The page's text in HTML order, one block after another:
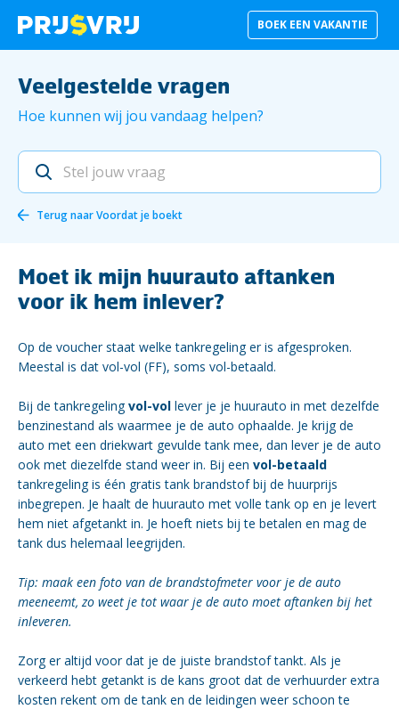
BOEK EEN VAKANTIE
Veelgestelde vragen
Hoe kunnen wij jou vandaag helpen?
Terug naarVoordat je boekt
Moet ik mijn huurauto aftanken
voor ik hem inlever?
Op de voucher staat welke tankregeling er is afgesproken.
Meestal is dat vol-vol (FF), soms vol-betaald.
Bij de tankregelingvol-vol lever je je huurauto in met dezelfde
benzinestand als waarmee je de auto ophaalde. Je krijg de
auto met een driekwart gevulde tank mee, dan lever je de auto
ook met diezelfde stand weer in. Bij een vol-betaald
tankregeling is één gratis tank brandstof bij de huurprijs
inbegrepen. Je haalt de huurauto met volle tank op en je levert
hem niet afgetankt in. Je hoeft niets bij te betalen en mag de
tank dus helemaal leegrijden.
Tip: maak een foto van de brandstofmeter voor je de auto
meeneemt, zo weet je tot waar je de auto moet aftanken bij het
inleveren.
Zorg er altijd voor dat je de juiste brandstof tankt. Als je
verkeerd hebt getankt is de kans groot dat de verhuurder extra
kosten rekent om de tank en de leidingen weer schoon te